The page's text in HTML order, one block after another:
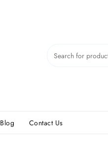
Blog Contact Us